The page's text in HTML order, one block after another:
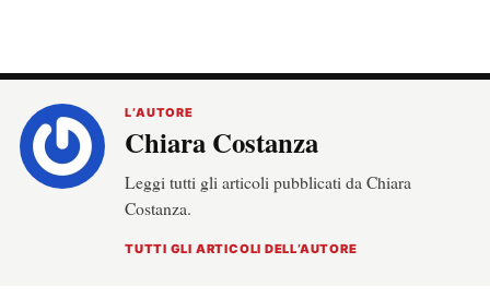
L’AUTORE
Chiara Costanza
Leggi tutti gli articoli pubblicati da Chiara
Costanza.
TUTTI GLI ARTICOLI DELL’AUTORE